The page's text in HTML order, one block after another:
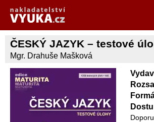
ČESKÝ JAZYK – testové
Mgr. Drahuše Mašková